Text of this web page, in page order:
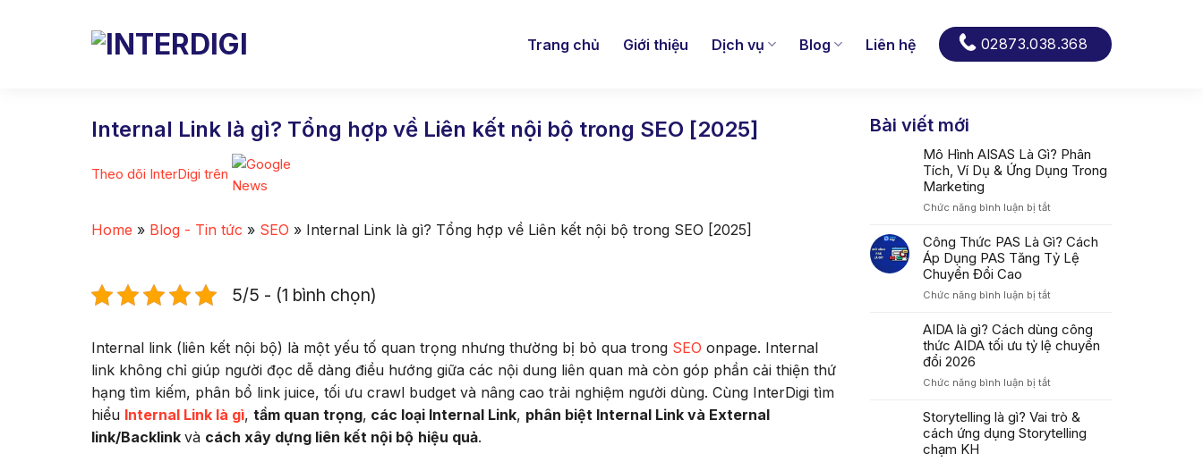
Trang chủ Giới thiệu Dịch vụ Blog Liên hệ 02873.038.368
Internal Link là gì? Tổng hợp về Liên kết nội bộ trong SEO [2025]
Theo dõi InterDigi trên
Home » Blog - Tin tức » SEO » Internal Link là gì? Tổng hợp về Liên kết nội bộ trong SEO [2025]
5/5 - (1 bình chọn)
Internal link (liên kết nội bộ) là một yếu tố quan trọng nhưng thường bị bỏ qua trong SEO onpage. Internal
link không chỉ giúp người đọc dễ dàng điều hướng giữa các nội dung liên quan mà còn góp phần cải thiện thứ
hạng tìm kiếm, phân bổ link juice, tối ưu crawl budget và nâng cao trải nghiệm người dùng. Cùng InterDigi tìm
hiểu Internal Link là gì, tầm quan trọng, các loại Internal Link, phân biệt Internal Link và External
link/Backlink và cách xây dựng liên kết nội bộ hiệu quả.
Bài viết mới
Mô Hình AISAS Là Gì? Phân
Tích, Ví Dụ & Ứng Dụng Trong
Marketing
Chức năng bình luận bị tắtở
Hình
AISAS
Là
Phân
Ví
Dụ
Dụng
Marketing
Công Thức PAS Là Gì? Cách
Áp Dụng PAS Tăng Tỷ Lệ
Chuyển Đổi Cao
Chức năng bình luận bị tắtở
Thức
PAS
Cách
Dụng
PAS
AIDA là gì? Cách dùng công
thức AIDA tối ưu tỷ lệ chuyển
đổi 2026
Chức năng bình luận bị tắtở
là
gì?
Storytelling là gì? Vai trò &
cách ứng dụng Storytelling
chạm KH